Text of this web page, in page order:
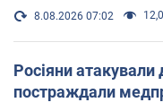
8.08.2026 07:02
Росіяни
постраждали